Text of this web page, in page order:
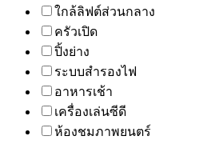
ใกล้ลิฟต์ส่วนกลาง
ครัวเปิด
ปิ้งย่าง
ระบบสำรองไฟ
อาหารเช้า
เครื่องเล่นซีดี
ห้องชมภาพยนตร์